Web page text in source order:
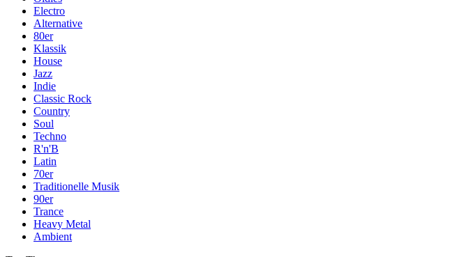
Electro
Alternative
80er
Klassik
House
Jazz
Indie
Classic Rock
Country
Soul
Techno
R'n'B
Latin
70er
Traditionelle Musik
90er
Trance
Heavy Metal
Ambient